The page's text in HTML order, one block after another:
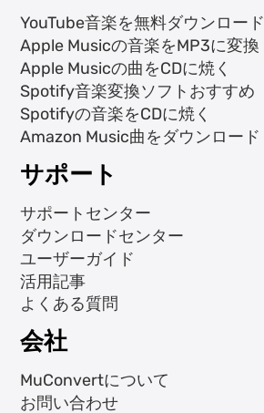
YouTube音楽を無料ダウンロード
Apple Musicの音楽をMP3に変換
Apple Musicの曲をCDに焼く
Spotify音楽変換ソフトおすすめ
Spotifyの音楽をCDに焼く
Amazon Music曲をダウンロード
サポート
サポートセンター
ダウンロードセンター
ユーザーガイド
活用記事
よくある質問
会社
MuConvertについて
お問い合わせ